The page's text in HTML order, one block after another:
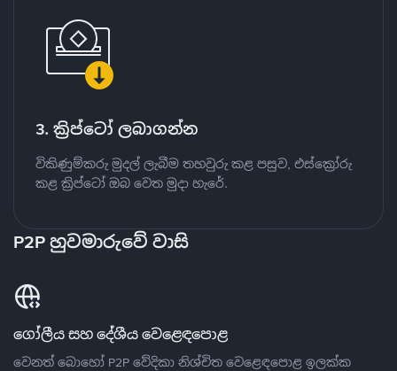
3. ක්‍රිප්ටෝ ලබාගන්න
විකිණුම්කරු මුදල් ලැබීම තහවුරු කළ පසුව, එස්ක්‍රෝරු
කළ ක්‍රිප්ටෝ ඔබ වෙත මුදා හැරේ.
P2P හුවමාරුවේ වාසි
ගෝලීය සහ දේශීය වෙළෙඳපොළ
වෙනත් බොහෝ P2P වේදිකා නිශ්චිත වෙළෙඳපොළ ඉලක්ක